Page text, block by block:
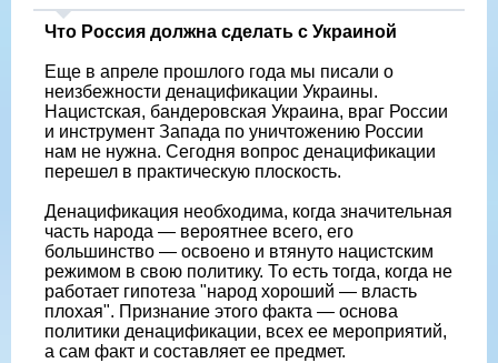
Что Россия должна сделать с Украиной
Еще в апреле прошлого года мы писали о
неизбежности денацификации Украины.
Нацистская, бандеровская Украина, враг России
и инструмент Запада по уничтожению России
нам не нужна. Сегодня вопрос денацификации
перешел в практическую плоскость.
Денацификация необходима, когда значительная
часть народа — вероятнее всего, его
большинство — освоено и втянуто нацистским
режимом в свою политику. То есть тогда, когда не
работает гипотеза "народ хороший — власть
плохая". Признание этого факта — основа
политики денацификации, всех ее мероприятий,
а сам факт и составляет ее предмет.